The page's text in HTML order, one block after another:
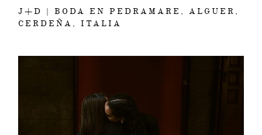
J+D | BODA EN PEDRAMARE, ALGUER,
CERDEÑA, ITALIA